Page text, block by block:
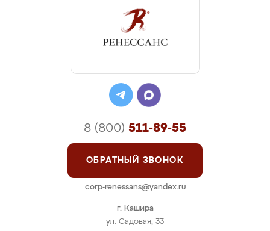
г. Кашира
ул. Садовая, 33
8 (800) 511-89-55
ОБРАТНЫЙ ЗВОНОК
corp-renessans@yandex.ru